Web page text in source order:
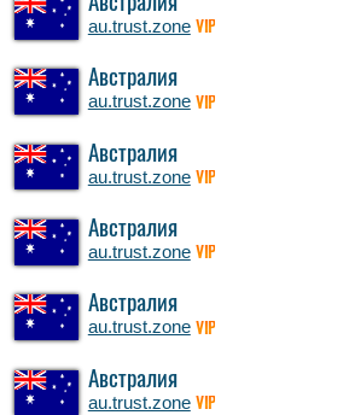
au.trust.zone VIP
Австралия
au.trust.zone VIP
Австралия
au.trust.zone VIP
Австралия
au.trust.zone VIP
Австралия
au.trust.zone VIP
Австралия
au.trust.zone VIP